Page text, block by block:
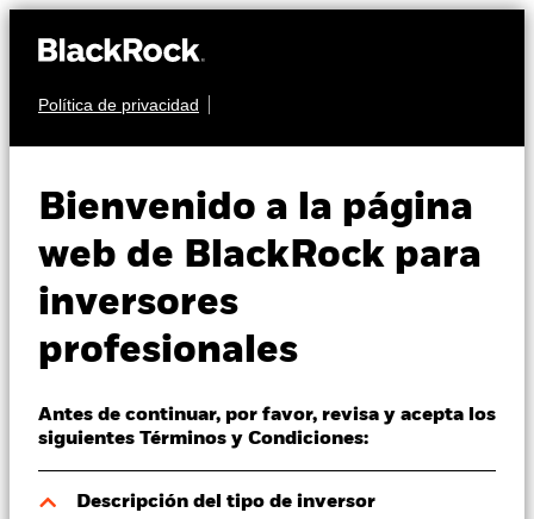
Política de privacidad
Bienvenido a la página
web de BlackRock para
inversores
profesionales
Antes de continuar, por favor, revisa y acepta los
siguientes Términos y Condiciones:
Descripción del tipo de inversor
Perspectivas
Visión de mercado
Educación
Profesionales
España
Change location
Bond Fund
Valor liquidativo a 07 ago 2026
USD 10,39